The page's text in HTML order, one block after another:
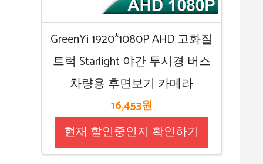
GreenYi 1920*1080P AHD 고화질
트럭 Starlight 야간 투시경 버스
차량용 후면보기 카메라
16,453원
현재 할인중인지 확인하기